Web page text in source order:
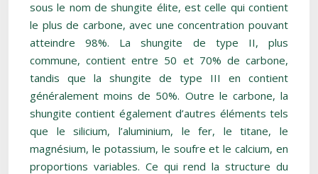
sous le nom de shungite élite, est celle qui contient
le plus de carbone, avec une concentration pouvant
atteindre 98%. La shungite de type II, plus
commune, contient entre 50 et 70% de carbone,
tandis que la shungite de type III en contient
généralement moins de 50%. Outre le carbone, la
shungite contient également d’autres éléments tels
que le silicium, l’aluminium, le fer, le titane, le
magnésium, le potassium, le soufre et le calcium, en
proportions variables. Ce qui rend la structure du